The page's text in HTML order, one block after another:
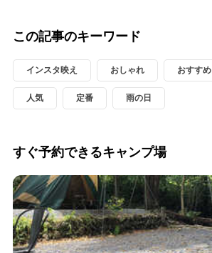
この記事のキーワード
インスタ映え おしゃれ おすすめ
人気 定番 雨の日
すぐ予約できるキャンプ場